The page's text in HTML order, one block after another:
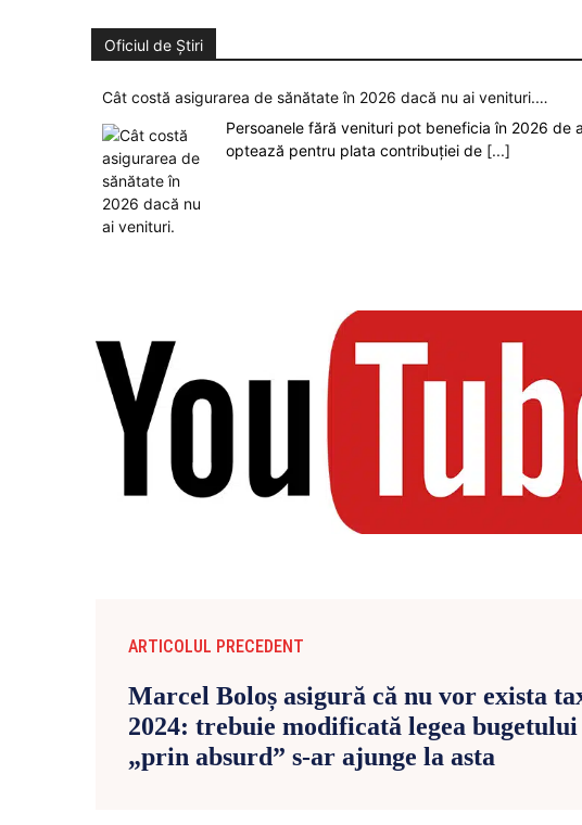
Oficiul de Știri
Cât costă asigurarea de sănătate în 2026 dacă nu ai venituri.…
Persoanele fără venituri pot beneficia în 2026 de
optează pentru plata contribuției de [...]
ARTICOLUL PRECEDENT
Marcel Boloș asigură că nu vor exista
2024: trebuie modificată legea bugetului
„prin absurd” s-ar ajunge la asta